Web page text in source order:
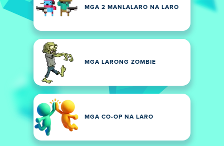
MGA 2 MANLALARO NA LARO
MGA LARONG ZOMBIE
MGA CO-OP NA LARO